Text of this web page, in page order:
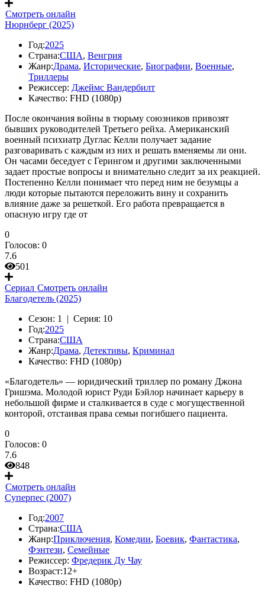
Смотреть онлайн
Нюрнберг (2025)
Год:2025
Страна:США, Венгрия
Жанр:Драма, Исторические, Биографии, Военные,
Триллеры
Режиссер: Джеймс Вандербилт
Качество: FHD (1080p)
После окончания войны в тюрьму союзников привозят
бывших руководителей Третьего рейха. Американский
военный психиатр Дуглас Келли получает задание
разговаривать с каждым из них и решать вменяемы ли они.
Он часами беседует с Герингом и другими заключенными
задает простые вопросы и внимательно следит за их реакцией.
Постепенно Келли понимает что перед ним не безумцы а
люди которые пытаются переложить вину и сохранить
влияние даже за решеткой. Его работа превращается в
опасную игру где от
0
Голосов: 0
7.6
501
Сериал Смотреть онлайн
Благодетель (2025)
Сезон: 1 | Серия: 10
Год:2025
Страна:США
Жанр:Драма, Детективы, Криминал
Качество: FHD (1080p)
«Благодетель» — юридический триллер по роману Джона
Гришэма. Молодой юрист Руди Бэйлор начинает карьеру в
небольшой фирме и сталкивается в суде с могущественной
конторой, отстаивая права семьи погибшего пациента.
0
Голосов: 0
7.6
848
Смотреть онлайн
Суперпес (2007)
Год:2007
Страна:США
Жанр:Приключения, Комедии, Боевик, Фантастика,
Фэнтези, Семейные
Режиссер: Фредерик Ду Чау
Возраст:12+
Качество: FHD (1080p)